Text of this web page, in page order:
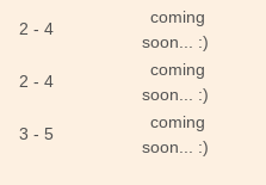
2 - 4
coming
soon... :)
2 - 4
coming
soon... :)
3 - 5
coming
soon... :)